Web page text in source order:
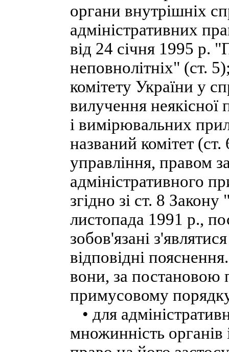
органи внутрішніх
адміністративних
від 24 січня 1995 p.
неповнолітніх" (ст.
комітету України у
вилучення
і вимірювальних
названий комітет
управління, правом
адміністративного
згідно зі ст. 8
листопада 1991 p.,
зобов'язані
відповідні
вони, за постановою
примусовому
• для
множинність